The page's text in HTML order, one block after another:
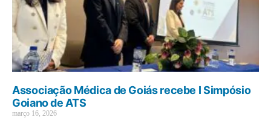
Associação Médica de Goiás recebe I Simpósio
Goiano de ATS
março 16, 2026